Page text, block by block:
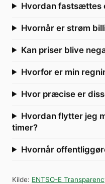
Hvordan fastsættes
Hvornår er strøm
Kan priser blive
Hvorfor er min
Hvor præcise er
Hvordan flytter jeg
timer?
Hvornår
Kilde: ENTSO-E